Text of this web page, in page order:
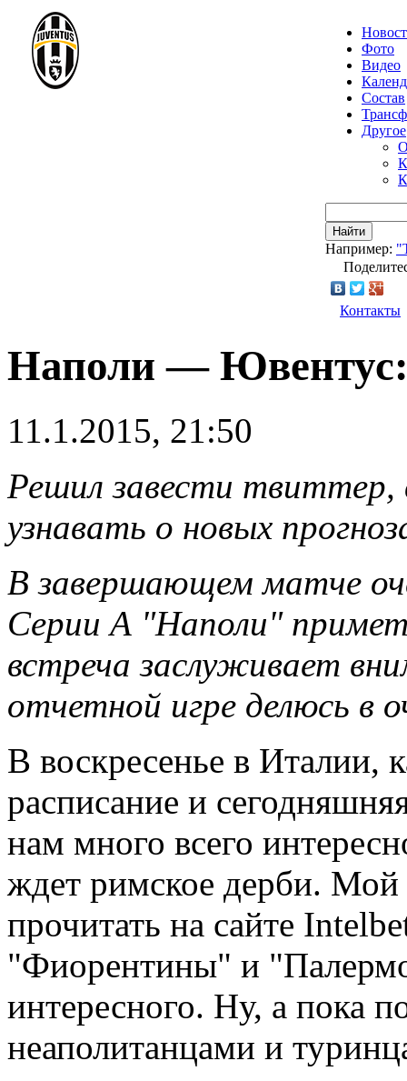
Фото
Видео
Состав
Другое
Найти
Например:
Контакты
Наполи — Ювентус:
11.1.2015, 21:50
Решил завести
узнавать о новых
В завершающем матче
Серии А "Наполи"
встреча заслуживает
отчетной игре делюсь в
В воскресенье в Италии,
расписание и
нам много всего
ждет римское дерби.
прочитать на сайте
"Фиорентины" и
интересного. Ну, а пока
неаполитанцами и